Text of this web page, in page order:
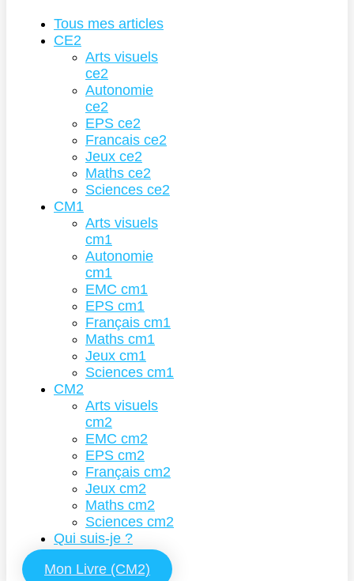
Tous mes articles
CE2
Arts visuels
ce2
Autonomie
ce2
EPS ce2
Francais ce2
Jeux ce2
Maths ce2
Sciences ce2
CM1
Arts visuels
cm1
Autonomie
cm1
EMC cm1
EPS cm1
Français cm1
Maths cm1
Jeux cm1
Sciences cm1
CM2
Arts visuels
cm2
EMC cm2
EPS cm2
Français cm2
Jeux cm2
Maths cm2
Sciences cm2
Qui suis-je ?
Mon Livre (CM2)